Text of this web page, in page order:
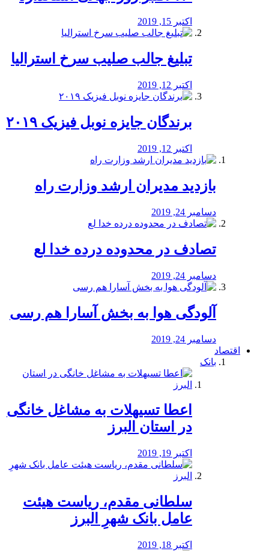
اکتبر 15, 2019
تبلیغ جالب صلیب سرخ استرالیا
اکتبر 12, 2019
برندگان جایزه نوبل فیزیک ۲۰۱۹
اکتبر 12, 2019
بازدید مدیران ارشد وزارت راه
دسامبر 24, 2019
تصادف در محدوده درده خدا لع
دسامبر 24, 2019
آلودگی هوا به بخش آسارا هم رسی
دسامبر 24, 2019
اقتصاد
بانک
️اعطا تسیهلات به مشاغل خانگی
در استان البرز
اکتبر 19, 2019
سلطانی مقدم، ریاست هیئت
عامل بانک شهرِ البرز
اکتبر 18, 2019